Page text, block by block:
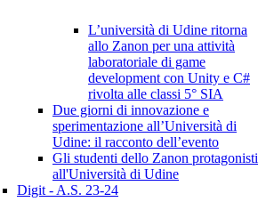
L’università di Udine ritorna
allo Zanon per una attività
laboratoriale di game
development con Unity e C#
rivolta alle classi 5° SIA
Due giorni di innovazione e
sperimentazione all’Università di
Udine: il racconto dell’evento
Gli studenti dello Zanon protagonisti
all'Università di Udine
Digit - A.S. 23-24